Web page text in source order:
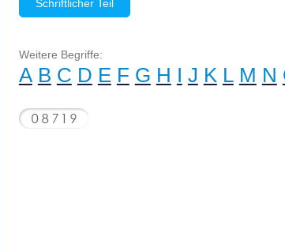
Schriftlicher Teil
Weitere Begriffe:
A B C D E F G H I J K L M N